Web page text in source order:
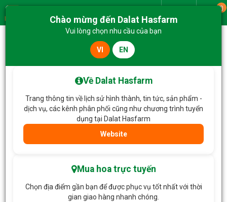
Menu
0
Hoa Tặng & Hoa Dịch Vụ
Chào mừng đến Dalat Hasfarm
Vui lòng chọn nhu cầu của bạn
VI EN
Về Dalat Hasfarm
Trang thông tin về lịch sử hình thành, tin tức, sản phẩm -
dịch vụ, các kênh phân phối cũng như chương trình tuyển
dụng tại Dalat Hasfarm
Website
Mua hoa trực tuyến
Chọn địa điểm gần bạn để được phục vụ tốt nhất với thời
gian giao hàng nhanh chóng.